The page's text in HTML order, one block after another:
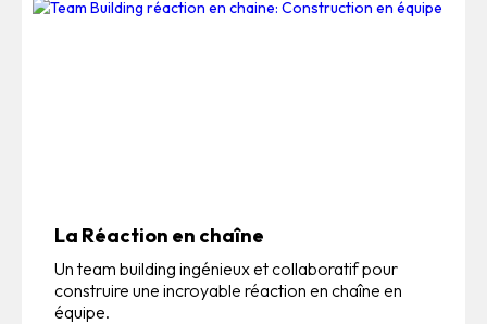
La Réaction en chaîne
Un team building ingénieux et collaboratif pour
construire une incroyable réaction en chaîne en
équipe.